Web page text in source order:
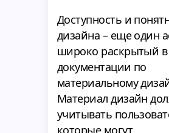
Доступность и
дизайна – еще один
широко раскрытый в
документации по
материальному
Материал дизайн
учитывать